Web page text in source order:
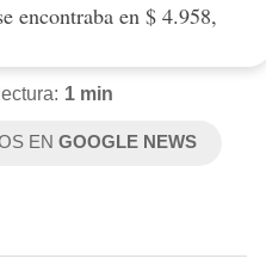
encontraba en $ 4.958,
1 min
ENGOOGLE NEWS